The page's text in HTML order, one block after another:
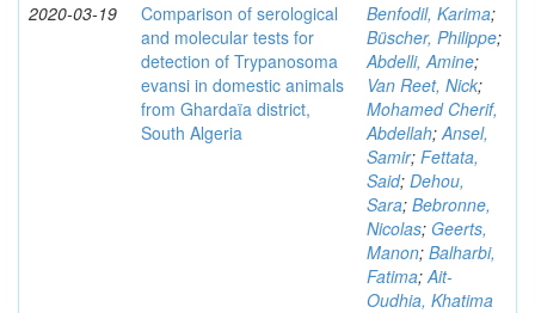
2020-03-19
Comparison of serological
and molecular tests for
detection of Trypanosoma
evansi in domestic animals
from Ghardaïa district,
South Algeria
Benfodil, Karima;
Büscher, Philippe;
Abdelli, Amine;
Van Reet, Nick;
Mohamed Cherif,
Abdellah;Ansel,
Samir; Fettata,
Said; Dehou,
Sara; Bebronne,
Nicolas; Geerts,
Manon; Balharbi,
Fatima;Ait-
Oudhia, Khatima